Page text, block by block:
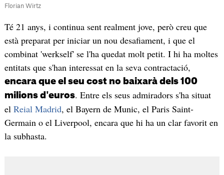
Florian Wirtz
Té 21 anys, i continua sent realment jove, però creu que
està preparat per iniciar un nou desafiament, i que el
combinat 'werkself' se l'ha quedat molt petit. I hi ha moltes
entitats que s'han interessat en la seva contractació,
encara que el seu cost no baixarà dels 100
milions d'euros. Entre els seus admiradors s'ha situat
el Reial Madrid, el Bayern de Munic, el Paris Saint-
Germain o el Liverpool, encara que hi ha un clar favorit en
la subhasta.